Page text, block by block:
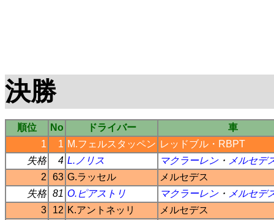
決勝
順位 No ドライバー
車
1
1 M.フェルスタッペン レッドブル ・ RBPT
失格
4 L.ノリス マクラーレン・ メルセデ
2
63 G.ラッセル
メルセデス
失格 81 O.ピアストリ マクラーレン・ メルセデ
3
12 K.アントネッリ
メルセデス